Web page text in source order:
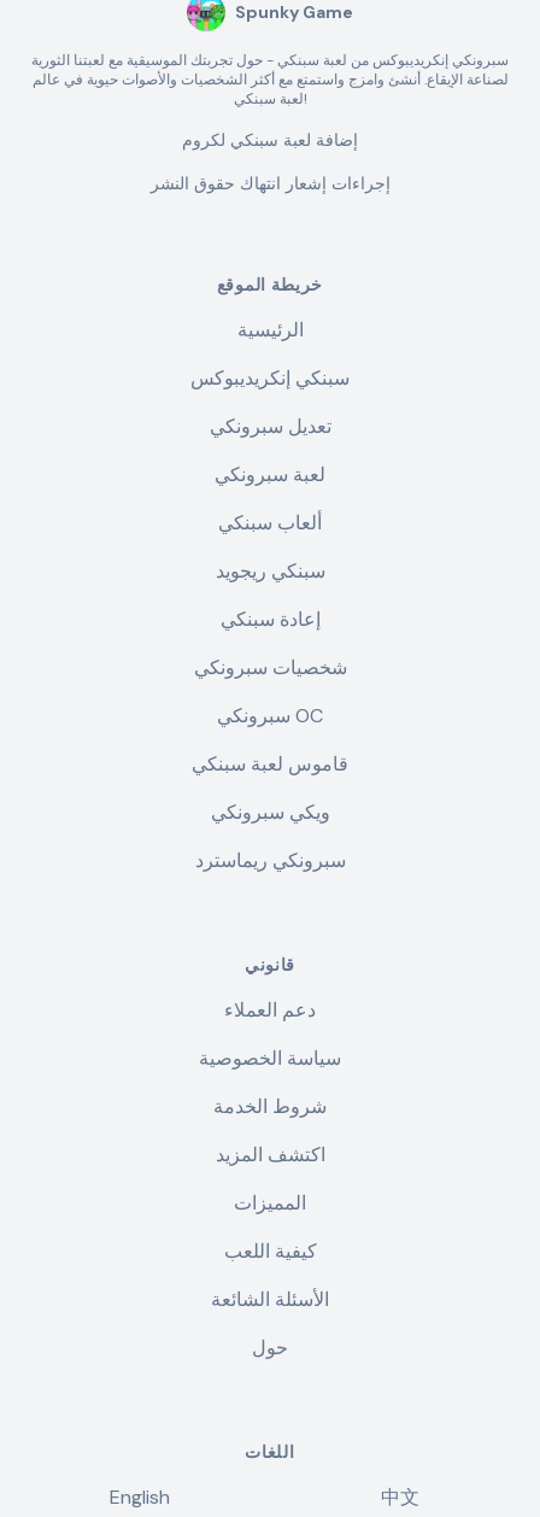
Spunky Game
سبرونكي إنكريديبوكس من لعبة سبنكي - حول تجربتك الموسيقية مع لعبتنا الثورية
لصناعة الإيقاع. أنشئ وامزج واستمتع مع أكثر الشخصيات والأصوات حيوية في عالم
لعبة سبنكي!
إضافة لعبة سبنكي لكروم
إجراءات إشعار انتهاك حقوق النشر
خريطة الموقع
الرئيسية
سبنكي إنكريديبوكس
تعديل سبرونكي
لعبة سبرونكي
ألعاب سبنكي
سبنكي ريجويد
إعادة سبنكي
شخصيات سبرونكي
سبرونكي OC
قاموس لعبة سبنكي
ويكي سبرونكي
سبرونكي ريماسترد
قانوني
دعم العملاء
سياسة الخصوصية
شروط الخدمة
اكتشف المزيد
المميزات
كيفية اللعب
الأسئلة الشائعة
حول
اللغات
English 中文